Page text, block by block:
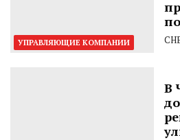
УПРАВЛЯЮЩИЕ КОМПАНИИ
В